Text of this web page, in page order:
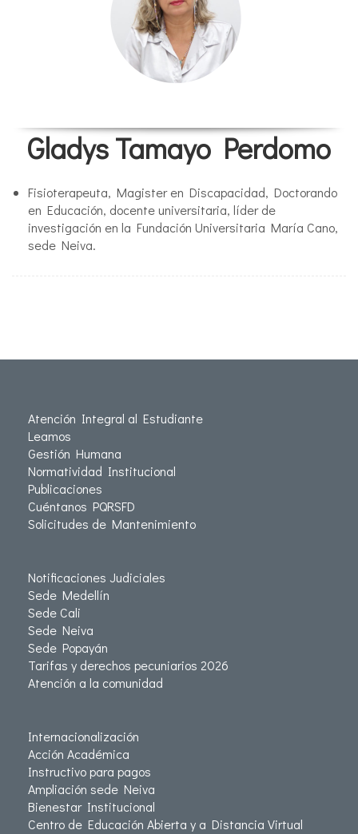
Gladys Tamayo Perdomo
Fisioterapeuta, Magister en Discapacidad, Doctorando
en Educación, docente universitaria, líder de
investigación en la Fundación Universitaria María Cano,
sede Neiva.
Atención Integral al Estudiante
Leamos
Gestión Humana
Normatividad Institucional
Publicaciones
Cuéntanos PQRSFD
Solicitudes de Mantenimiento
Notificaciones Judiciales
Sede Medellín
Sede Cali
Sede Neiva
Sede Popayán
Tarifas y derechos pecuniarios 2026
Atención a la comunidad
Internacionalización
Acción Académica
Instructivo para pagos
Ampliación sede Neiva
Bienestar Institucional
Centro de Educación Abierta y a Distancia Virtual